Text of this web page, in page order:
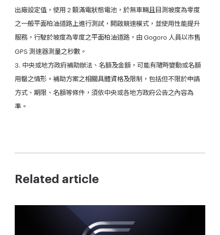
出廠設定值，使用 2 顆滿電狀態電池，於無車輛且目測坡度為零度
之一般平面柏油道路上進行測試，開啟競速模式，並使用性能提升
服務，行駛於坡度為零度之平面柏油道路，由 Gogoro 人員以市售
GPS 測速器測量之秒數。
3. 中央或地方政府補助辦法、名額及金額，可能有隨時變動或名額
用罄之情形。補助方案之相關具體資格及限制，包括但不限於申請
方式、期限、名額等條件，須依中央或各地方政府公告之內容為
準。
Related article